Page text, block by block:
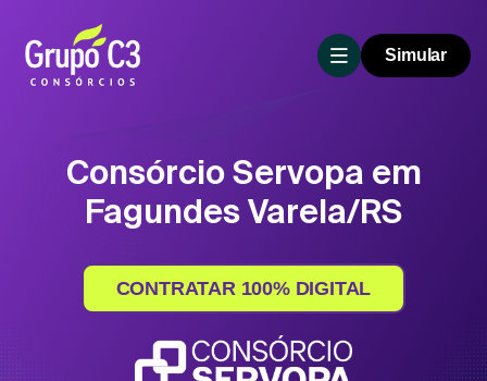
Simular
Consórcio Servopa em
Fagundes Varela/RS
CONTRATAR 100% DIGITAL